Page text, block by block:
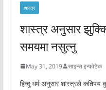
शास्त्र
शास्त्र अनुसार
समयमा नसुत्नु
May 31, 2019 साइन्स इन्फोटेक
हिन्दु धर्म अनुसार शास्त्रले कतिपय